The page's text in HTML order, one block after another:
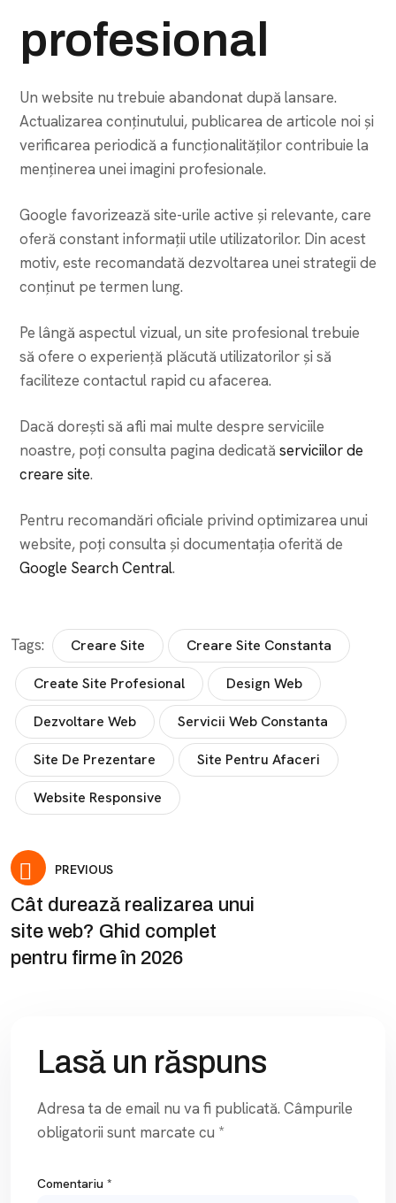
profesional
Un website nu trebuie abandonat după lansare.
Actualizarea conținutului, publicarea de articole noi și
verificarea periodică a funcționalităților contribuie la
menținerea unei imagini profesionale.
Google favorizează site-urile active și relevante, care
oferă constant informații utile utilizatorilor. Din acest
motiv, este recomandată dezvoltarea unei strategii de
conținut pe termen lung.
Pe lângă aspectul vizual, un site profesional trebuie
să ofere o experiență plăcută utilizatorilor și să
faciliteze contactul rapid cu afacerea.
Dacă dorești să afli mai multe despre serviciile
noastre, poți consulta pagina dedicată serviciilor de
creare site.
Pentru recomandări oficiale privind optimizarea unui
website, poți consulta și documentația oferită de
Google Search Central.
Tags: Creare Site Creare Site Constanta
Create Site Profesional Design Web
Dezvoltare Web Servicii Web Constanta
Site De Prezentare Site Pentru Afaceri
Website Responsive
PREVIOUS
Cât durează realizarea unui
site web? Ghid complet
pentru firme în 2026
Lasă un răspuns
Adresa ta de email nu va fi publicată. Câmpurile
obligatorii sunt marcate cu *
Comentariu *